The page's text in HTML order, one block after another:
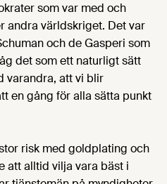
som var med och
andra världskriget. Det var
och de Gasperi som
det som ett naturligt sätt
varandra, att vi blir
en gång för alla sätta punkt
risk med goldplating och
att alltid vilja vara bäst i